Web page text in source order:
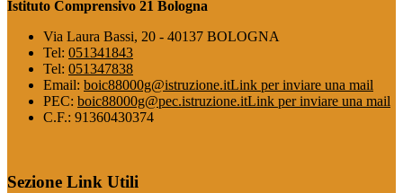
Istituto Comprensivo 21 Bologna
Via Laura Bassi, 20 - 40137 BOLOGNA
Tel: 051341843
Tel: 051347838
Email: boic88000g@istruzione.itLink per inviare una mail
PEC: boic88000g@pec.istruzione.itLink per inviare una mail
C.F.: 91360430374
Sezione Link Utili